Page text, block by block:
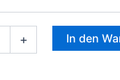
+ In den